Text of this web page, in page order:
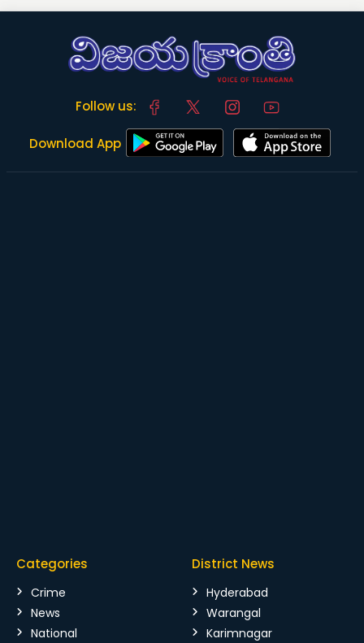
Follow us:
Download App
Categories
Crime
News
National
District News
Hyderabad
Warangal
Karimnagar